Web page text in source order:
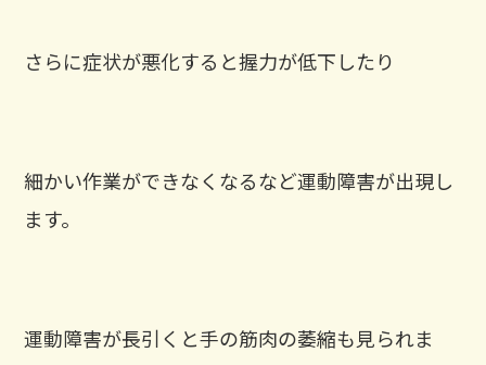
さらに症状が悪化すると握力が低下したり
細かい作業ができなくなるなど運動障害が出現し
ます。
運動障害が長引くと手の筋肉の萎縮も見られま